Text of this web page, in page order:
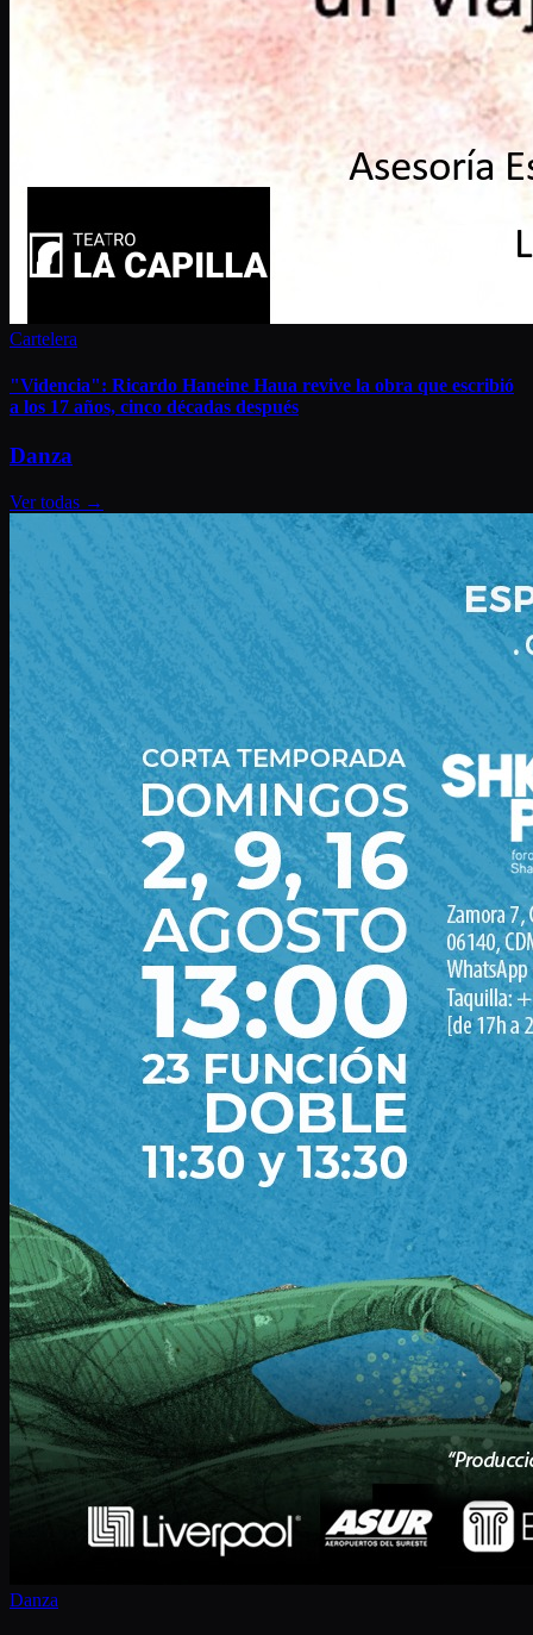
Cartelera
"Videncia": Ricardo Haneine Haua revive la obra que escribió
a los 17 años, cinco décadas después
Danza
Ver todas →
Danza